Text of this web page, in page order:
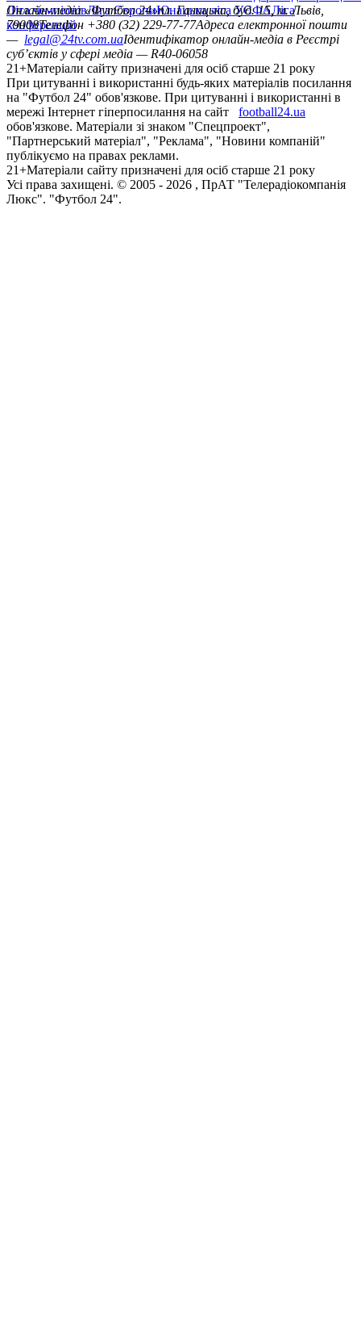
Ліга чемпіонівЛіга ЄвропиЮнацька ліга УЄФАЛіга
конференцій
Онлайн-медіа «Футбол 24»пл. Галицька, буд. 15, м. Львів,
79008Телефон +380 (32) 229-77-77Адреса електронної пошти
— legal@24tv.com.uaІдентифікатор онлайн-медіа в Реєстрі
суб’єктів у сфері медіа — R40-06058
21+Матеріали сайту призначені для осіб старше 21 року
При цитуванні і використанні будь-яких матеріалів посилання
на "Футбол 24" обов'язкове. При цитуванні і використанні в
мережі Інтернет гіперпосилання на сайт
football24.ua
обов'язкове. Матеріали зі знаком "Спецпроект",
"Партнерський матеріал", "Реклама", "Новини компаній"
публікуємо на правах реклами.
21+Матеріали сайту призначені для осіб старше 21 року
Усi права захищенi. © 2005 - 2026 , ПрАТ "Телерадіокомпанія
Люкс". "Футбол 24".